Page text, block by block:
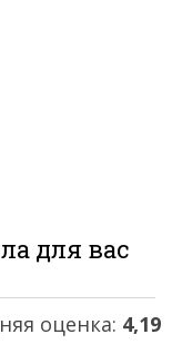
для вас
оценка: 4,19